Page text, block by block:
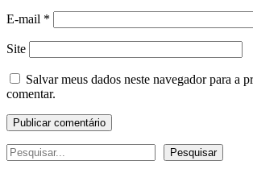
E-mail *
Site
Salvar meus dados neste navegador para a
comentar.
Pesquisar Pesquisar